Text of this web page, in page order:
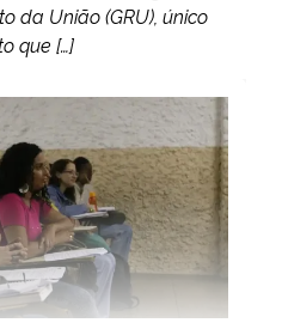
da União (GRU), único
que […]